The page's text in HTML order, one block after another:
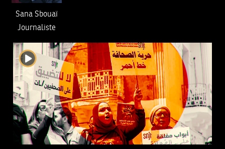
Sana Sbouaï
Journaliste